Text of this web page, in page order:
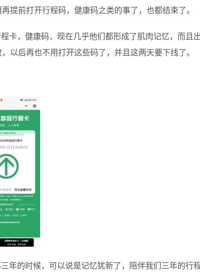
提前打开行程码，健康码之类的事了，也都结束了。
卡，健康码，现在几乎他们都形成了肌肉记忆，而且
以后再也不用打开这些码了，并且这两天要下线了。
年的时候，可以说是记忆犹新了，陪伴我们三年的行